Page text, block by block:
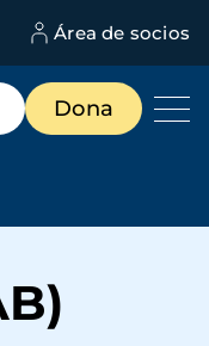
Área de socios
Dona